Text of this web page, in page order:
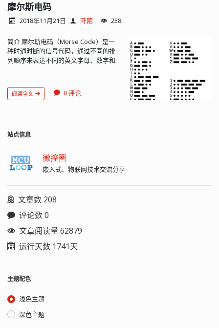
多种显示模式：软件支持全屏显示及简
报模式显示，满足用户在不同场景下的
使用需求。 过顶时间预测及铱星光迹搜
预测及铱星光迹搜寻功能，帮助用户更
好地安排观测时间和位置。 此外，
Orbitron 还具有一些贴心的附加功能，
最容易听错。 为了避免这个问题的发
字母解释法，一般电台在谈到呼号、姓
法，以避免发生误会。国际民航组织
（ICAO）的英语解释法，是美国 ARRL
推荐的读法，也是目前业余通信中采用
等。 助记图 发音与释义 字母 代码 音标
代码原意 A Alpha 美[ˈælfə] 首个希腊字
三角洲 E Echo 美[ˈekoʊ] 回音 F Foxtrot
尔夫球 H Hotel 美[hoʊˈtel] 旅馆 I India
美[ˈɪndiə] 印度 J Juliet 美[ˈdʒuliˌɛt] 茱莉叶
（女子名） K Kilo 美[ˈkiːloʊ] 千（公制单
November 美[noʊˈvembər] 11 月 O
Oscar 美['ɑskər] 奥斯卡（奖） P Papa
美[ˈpɑːpə] 爸爸 Q Quebec 美[kwəˈbɛk]
魁北克（加拿大的一个省份） R Romeo
美[ˈroʊmioʊ] 罗密欧（男子名） S
Sierra 美[siˈerə] 山脉 T Tango 美
利者 W Whiskey 美[ˈwɪski] 威士忌酒 X
X-ray 美[ˈeks reɪ] X 光 Y Yankee 美
[ˈjæŋki] 美国佬 Z Zulu 美[ˈzuːluː] 祖鲁
（一个分布于非洲南部的民族） ...
摩尔斯电码
2018年11月21日 阡陌 258
简介 摩尔斯电码（Morse Code）是一
种时通时断的信号代码，通过不同的排
列顺序来表达不同的英文字母、数字和
电码是一种早期的数字化通信形式，但
是它不同于现代只使用 0 和 1 两种状态
顿（在字符之间）：000 中等停顿（在
一种音调平稳时断时续的无线电信号来
传送，通常被称做“连续波”
（Continuous Wave），缩写为 CW 字
（·），右支为划（-），直到到达所需要
特殊意义的点划组合。它们由二个或多
个字母的摩尔斯电码连成一个使用，这
样可以省去正常时把它们做为两个字母
发送所必须的中间间隔时间...
阅读全文 0 评论
站点信息
微控圈
嵌入式、物联网技术交流分享
文章数 208
评论数 0
文章阅读量 62879
运行天数 1741天
主题配色
浅色主题
深色主题